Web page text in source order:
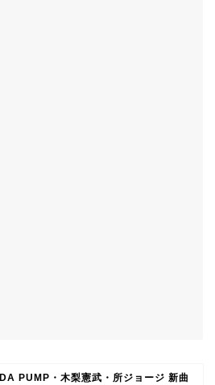
DA PUMP・木梨憲武・所ジョージ 新曲